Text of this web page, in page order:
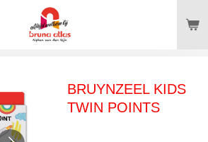
BRUYNZEEL KIDS
TWIN POINTS